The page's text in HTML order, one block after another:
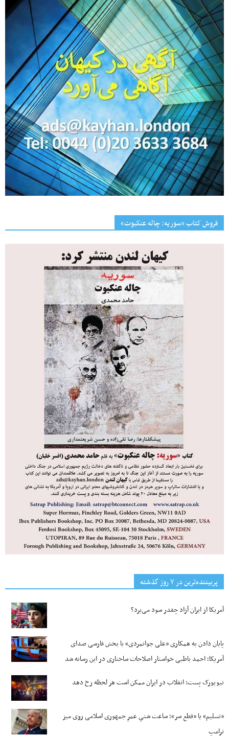
فروش کتاب «سوریه: چاله عنکبوت»
پربیننده‌ترین‌ در ۷ روز گذشته
آمریکا از ایران آزاد چقدر سود می‌برد؟
پایان دادن به همکاری «علی جوانمردی» با بخش فارسی صدای
آمریکا؛ احمد باطبی خواستار اصلاحات ساختاری در این رسانه شد
نیویورک پست: انقلاب در ایران ممکن است هر لحظه رخ دهد
«تسلیم» یا «قطع سر»؛ ساعت شنیِ عمرِ جمهوری اسلامی روی میز
ترامپ